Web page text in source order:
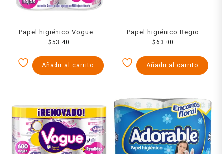
Papel higiénico Vogue 4
rollos de 800 hojas dobles
$53.40
Añadir al carrito
Papel higiénico Regio
Rinde+ 6 rollos + 2 rollos
$63.00
Añadir al carrito